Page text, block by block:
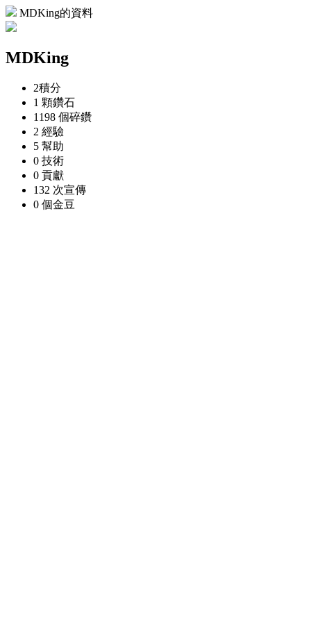
MDKing的資料
MDKing
2積分
1 顆鑽石
1198 個碎鑽
2 經驗
5 幫助
0 技術
0 貢獻
132 次宣傳
0 個金豆